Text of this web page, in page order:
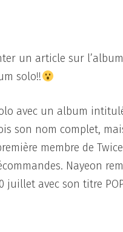
un article sur l’album
solo!!
avec un album
son nom complet,
membre de
Nayeon
juillet avec son titre